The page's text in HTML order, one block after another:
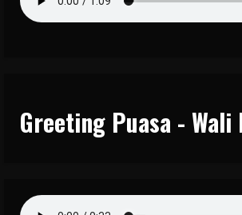
Greeting Puasa - Wali